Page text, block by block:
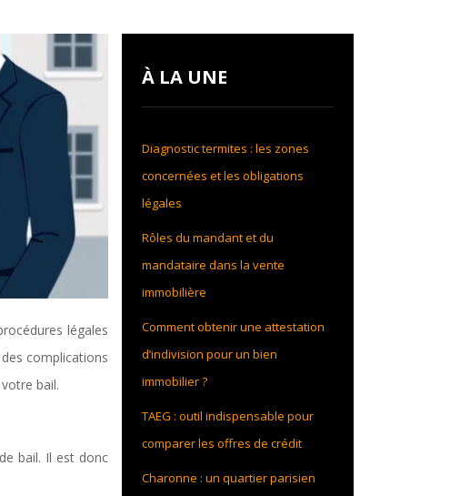
légales
complications
bail.
bail. Il est donc
À LA UNE
Diagnostic termites : les zones
concernées et les obligations
légales
Rôles du mandant et du
mandataire dans la vente
immobilière
Comment obtenir une attestation
d’indivision pour un bien
immobilier ?
TAEG : outil indispensable pour
comparer les offres de crédit
Charonne : un quartier parisien